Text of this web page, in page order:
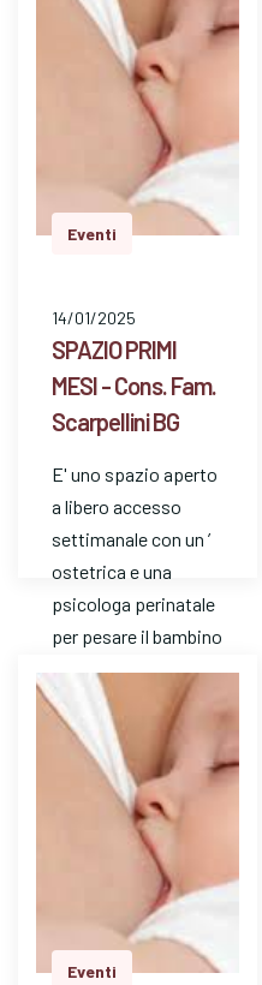
Eventi
14/01/2025
SPAZIO PRIMI
MESI - Cons. Fam.
Scarpellini BG
E' uno spazio aperto
a libero accesso
settimanale con un ’
ostetrica e una
psicologa perinatale
per pesare il bambino
e avere risposte a
dom…
Eventi